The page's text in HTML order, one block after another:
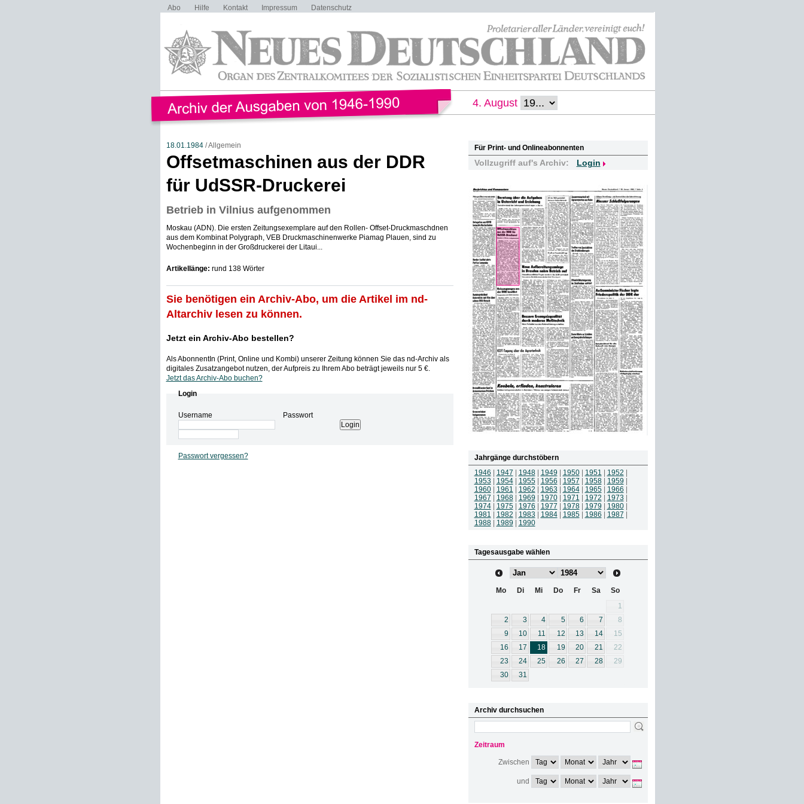
Abo Hilfe Kontakt Impressum Datenschutz
4. August
18.01.1984/ Allgemein
Offsetmaschinen aus der DDR
für UdSSR-Druckerei
Betrieb in Vilnius aufgenommen
Moskau (ADN). Die ersten Zeitungsexemplare auf den Rollen- Offset-Druckmaschdnen
aus dem Kombinat Polygraph, VEB Druckmaschinenwerke Piamag Plauen, sind zu
Wochenbeginn in der Großdruckerei der Litaui...
Artikellänge: rund 138 Wörter
Sie benötigen ein Archiv-Abo, um die Artikel im nd-
Altarchiv lesen zu können.
Jetzt ein Archiv-Abo bestellen?
Als AbonnentIn (Print, Online und Kombi) unserer Zeitung können Sie das nd-Archiv als
digitales Zusatzangebot nutzen, der Aufpreis zu Ihrem Abo beträgt jeweils nur 5 €.
Jetzt das Archiv-Abo buchen?
Login
Username Passwort
Passwort vergessen?
Für Print- und Onlineabonnenten
Vollzugriff auf's Archiv: Login
Jahrgänge durchstöbern
1946
1947 1948| 1949 1950| 1951 1952
1953
1954| 1955| 1956 1957 1958| 1959
1960| 1961 1962 1963 1964| 1965| 1966
1967
1968| 1969 1970| 1971 1972 1973
1974| 1975| 1976 1977 1978| 1979 1980|
1981
1982 1983 1984| 1985| 1986 1987
1988| 1989 1990
Tagesausgabe wählen
Mo Di Mi Do Fr Sa
So
1
2
3 4 5 6 7
8
9
10 11 12 13 14
15
16
17 18 19 20 21
22
23
24 25 26 27 28
29
30
31
Archiv durchsuchen
Zeitraum
Zwischen
und